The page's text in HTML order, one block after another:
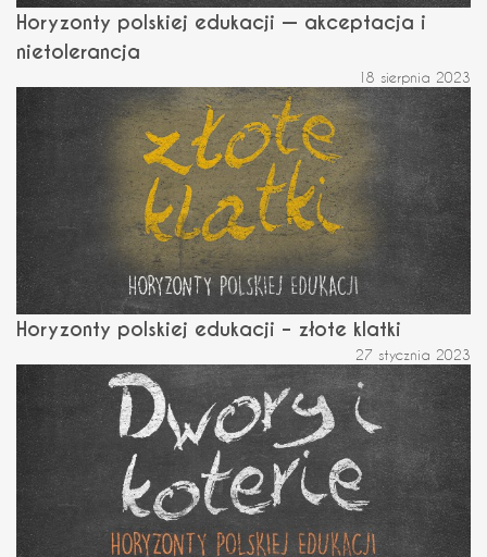
Horyzonty polskiej edukacji — akceptacja i
nietolerancja
18 sierpnia 2023
Horyzonty polskiej edukacji – złote klatki
27 stycznia 2023